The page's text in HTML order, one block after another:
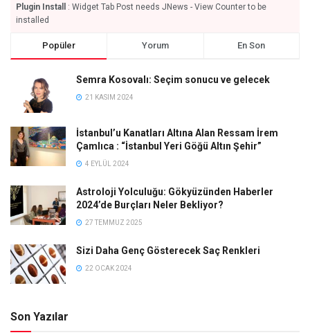
Plugin Install
: Widget Tab Post needs JNews - View Counter to be
installed
Popüler Yorum En Son
Semra Kosovalı: Seçim sonucu ve gelecek
21 KASIM 2024
İstanbul’u Kanatları Altına Alan Ressam İrem
Çamlıca : “İstanbul Yeri Göğü Altın Şehir”
4 EYLÜL 2024
Astroloji Yolculuğu: Gökyüzünden Haberler
2024’de Burçları Neler Bekliyor?
27 TEMMUZ 2025
Sizi Daha Genç Gösterecek Saç Renkleri
22 OCAK 2024
Son Yazılar